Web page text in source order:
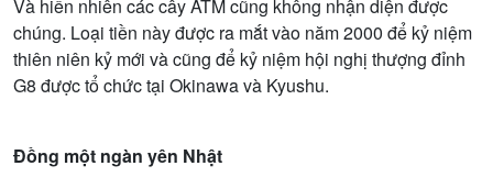
Và hiển nhiên các cây ATM cũng không nhận diện được
chúng. Loại tiền này được ra mắt vào năm 2000 để kỷ niệm
thiên niên kỷ mới và cũng để kỷ niệm hội nghị thượng đỉnh
G8 được tổchức tại Okinawa và Kyushu.
Đồng một ngàn yên Nhật